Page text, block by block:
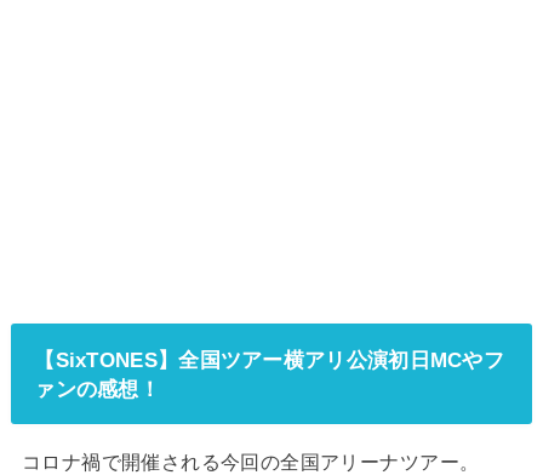
【SixTONES】全国ツアー横アリ公演初日MCやフ
ァンの感想！
コロナ禍で開催される今回の全国アリーナツアー。